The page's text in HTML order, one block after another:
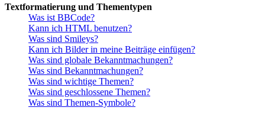
Textformatierung und Thementypen
Was ist BBCode?
Kann ich HTML benutzen?
Was sind Smileys?
Kann ich Bilder in meine Beiträge einfügen?
Was sind globale Bekanntmachungen?
Was sind Bekanntmachungen?
Was sind wichtige Themen?
Was sind geschlossene Themen?
Was sind Themen-Symbole?